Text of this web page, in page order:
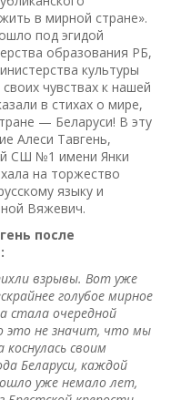
в мирной стране».
под эгидой
образования РБ,
культуры
чувствах к нашей
в стихах о мире,
— Беларуси! В эту
Алеси Тавгень,
СШ №1 имени Янки
на торжество
языку и
Вяжевич.
после
взрывы. Вот уже
голубое мирное
стала очередной
это не значит, что мы
своим
Беларуси, каждой
уже немало лет,